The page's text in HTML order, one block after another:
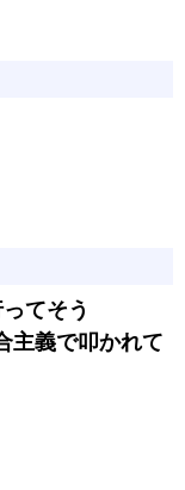
てそう
主義で叩かれて